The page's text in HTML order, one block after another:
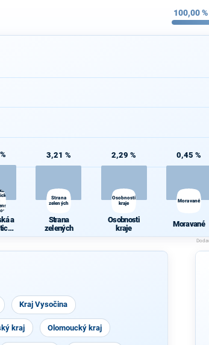
100,00%
a
a
3,21 %
Strana
zelených
Strana
zelených
2,29 %
Osobnosti
kraje
Osobnosti
kraje
0,45 %
Moravané
Moravané
Kraj Vysočina
kraj Olomoucký kraj